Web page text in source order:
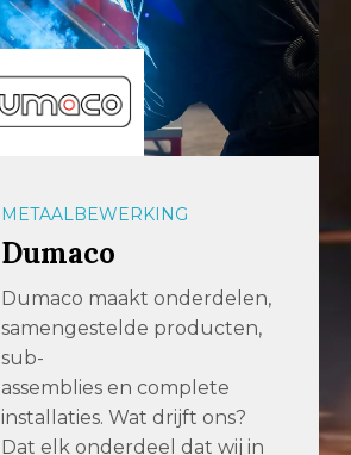
PLAATBEWERKING
Wouters Cutting &
Welding
Your partner for ingenious
cutting & welding Bij
Wouters Cutting & Welding
staan kwaliteit, […]